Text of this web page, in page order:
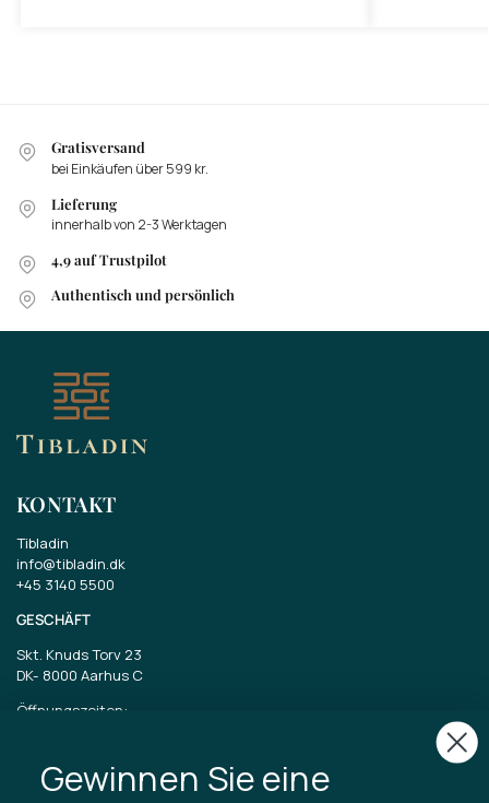
Gratisversand
bei Einkäufen über 599 kr.
Lieferung
innerhalb von 2-3 Werktagen
4,9 auf Trustpilot
Authentisch und persönlich
KONTAKT
Tibladin
info@tibladin.dk
+45 3140 5500
GESCHÄFT
Skt. Knuds Torv 23
DK- 8000 Aarhus C
Öffnungszeiten:
CVR: 40875743
Gewinnen Sie eine